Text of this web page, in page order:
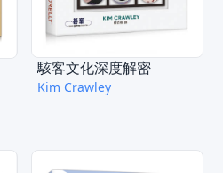
駭客文化深度解密
Kim Crawley